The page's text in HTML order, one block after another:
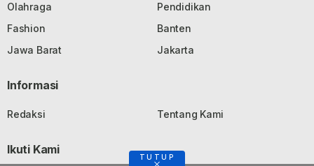
Olahraga
Pendidikan
Fashion
Banten
Jawa Barat
Jakarta
Informasi
Redaksi Tentang Kami
Ikuti Kami
TUTUP